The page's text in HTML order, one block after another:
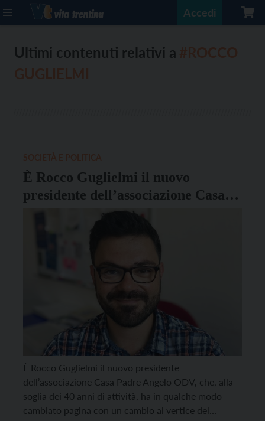
Accedi
Ultimi contenuti relativi a
È Rocco Guglielmi il nuovo
presidente dell’associazione Casa
Padre Angelo
È Rocco Guglielmi il nuovo presidente
dell’associazione Casa Padre Angelo ODV, che, alla
soglia dei 40 anni di attività, ha in qualche modo
cambiato pagina con un cambio al vertice del